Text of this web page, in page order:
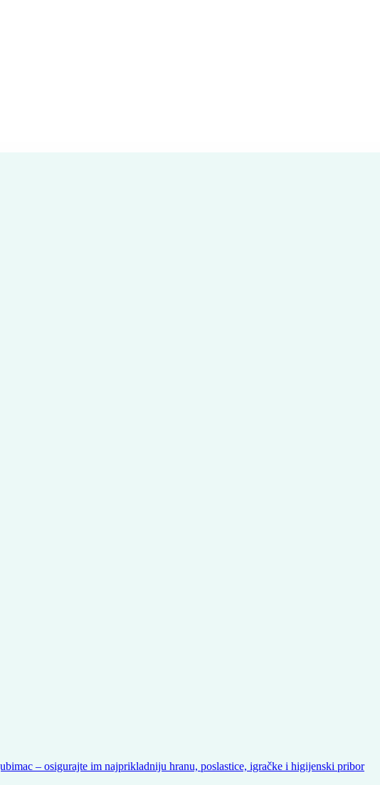
– osigurajte im najprikladniju hranu, poslastice, igračke i higijenski pribor